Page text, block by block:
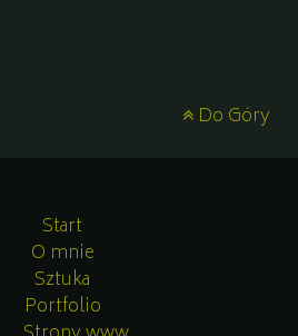
Do Góry
Start
O mnie
Sztuka
Portfolio